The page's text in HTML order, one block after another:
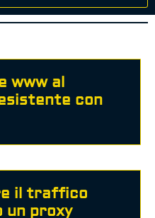
www al
con
il traffico
un proxy